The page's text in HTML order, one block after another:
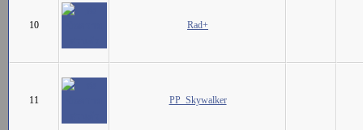
10 Rad+
11 PP_Skywalker